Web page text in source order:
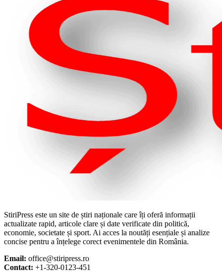
StiriPress este un site de știri naționale care îți oferă informații
actualizate rapid, articole clare și date verificate din politică,
economie, societate și sport. Ai acces la noutăți esențiale și analize
concise pentru a înțelege corect evenimentele din România.
Email: office@stiripress.ro
Contact: +1-320-0123-451